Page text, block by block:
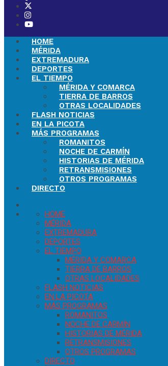
HOME
MÉRIDA
EXTREMADURA
DEPORTES
EL TIEMPO
MÉRIDA Y COMARCA
TIERRA DE BARROS
OTRAS LOCALIDADES
FLASH NOTICIAS
EN LA PICOTA
MÁS PROGRAMAS
ROMANITOS
NOCHE DE CARMÍN
HISTORIAS DE MÉRIDA
RETRANSMISIONES
OTROS PROGRAMAS
DIRECTO
HOME
MÉRIDA
EXTREMADURA
DEPORTES
EL TIEMPO
MÉRIDA Y COMARCA
TIERRA DE BARROS
OTRAS LOCALIDADES
FLASH NOTICIAS
EN LA PICOTA
MÁS PROGRAMAS
ROMANITOS
NOCHE DE CARMÍN
HISTORIAS DE MÉRIDA
RETRANSMISIONES
OTROS PROGRAMAS
DIRECTO